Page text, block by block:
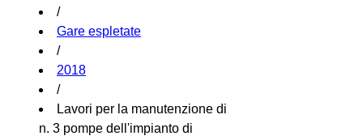
/
Gare espletate
/
2018
/
Lavori per la manutenzione di
n. 3 pompe dell'impianto di